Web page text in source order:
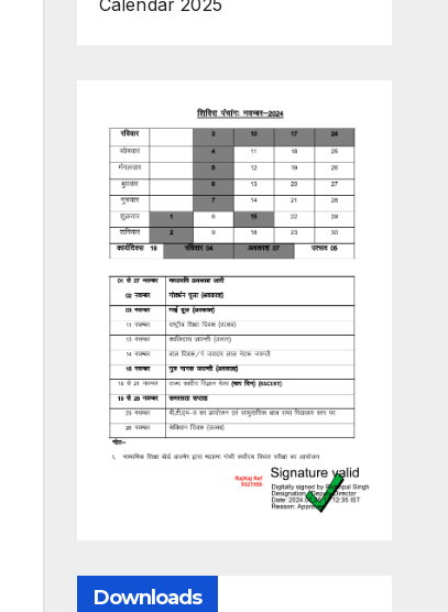
Calendar 2025
Downloads